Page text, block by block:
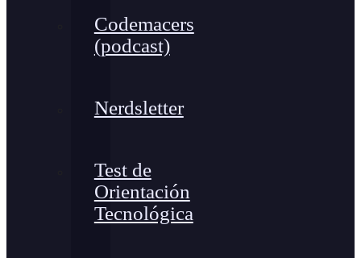
Codemacers
(podcast)
Nerdsletter
Test de
Orientación
Tecnológica